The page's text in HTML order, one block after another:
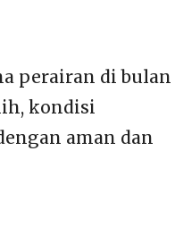
perairan di bulan
kondisi
aman dan